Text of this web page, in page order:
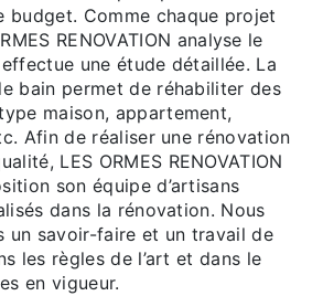
budget. Comme chaque projet
RENOVATION analyse le
une étude détaillée. La
bain permet de réhabiliter des
maison, appartement,
Afin de réaliser une rénovation
LES ORMES RENOVATION
son équipe d’artisans
dans la rénovation. Nous
un savoir-faire et un travail de
les règles de l’art et dans le
en vigueur.